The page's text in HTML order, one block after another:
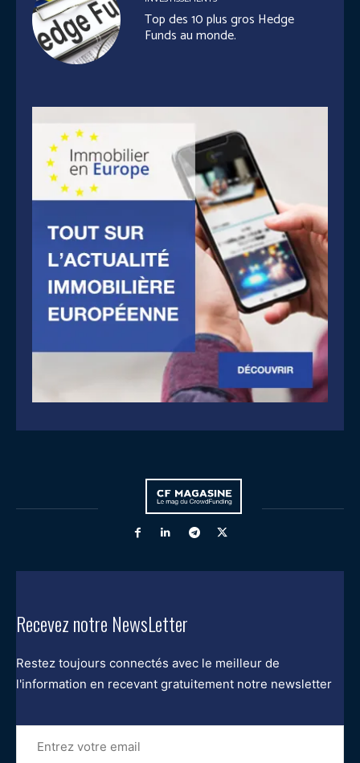
Top des 10 plus gros Hedge
Funds au monde.
Recevez notre NewsLetter
Restez toujours connectés avec le meilleur de
l'information en recevant gratuitement notre newsletter
Entrez
votre
email